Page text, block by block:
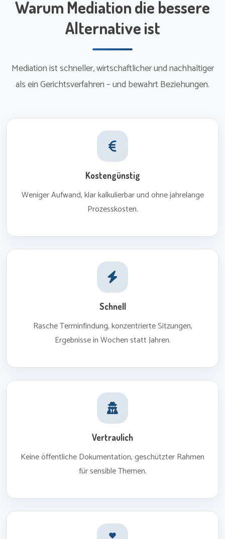
Warum Mediation die bessere
Alternative ist
Mediation ist schneller, wirtschaftlicher und nachhaltiger
als ein Gerichtsverfahren – und bewahrt Beziehungen.
Kostengünstig
Weniger Aufwand, klar kalkulierbar und ohne jahrelange
Prozesskosten.
Schnell
Rasche Terminfindung, konzentrierte Sitzungen,
Ergebnisse in Wochen statt Jahren.
Vertraulich
Keine öffentliche Dokumentation, geschützter Rahmen
für sensible Themen.